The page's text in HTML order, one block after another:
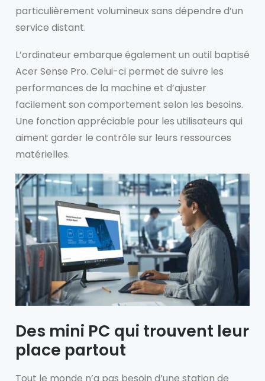
particulièrement volumineux sans dépendre d’un
service distant.
L’ordinateur embarque également un outil baptisé
Acer Sense Pro. Celui-ci permet de suivre les
performances de la machine et d’ajuster
facilement son comportement selon les besoins.
Une fonction appréciable pour les utilisateurs qui
aiment garder le contrôle sur leurs ressources
matérielles.
Des mini PC qui trouvent leur
place partout